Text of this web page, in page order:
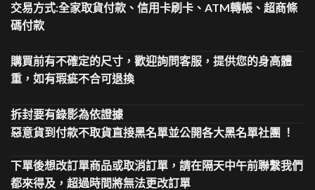
交易方式:全家取貨付款、信用卡刷卡、ATM轉帳、超商條
碼付款
購買前有不確定的尺寸，歡迎詢問客服，提供您的身高體
重，如有瑕疵不合可退換
拆封要有錄影為依證據
惡意貨到付款不取貨直接黑名單並公開各大黑名單社團 ！
下單後想改訂單商品或取消訂單，請在隔天中午前聯繫我們
都來得及，超過時間將無法更改訂單